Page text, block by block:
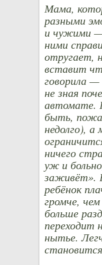
Мама,
разными
и чужими
ними
отругает,
вставит
говорила
не зная
автомате.
быть,
недолго),
ничего
уж и
заживёт».
ребёнок
громче,
больше
переходит
нытье.